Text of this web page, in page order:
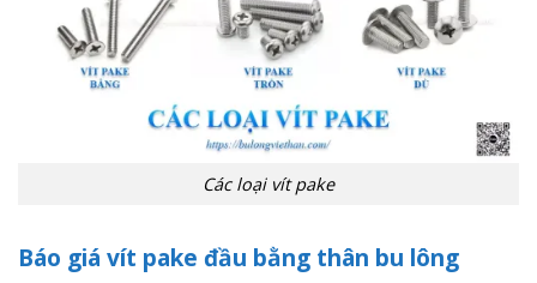
Các loại vít pake
Báo giá vít pake đầu bằng thân bu lông